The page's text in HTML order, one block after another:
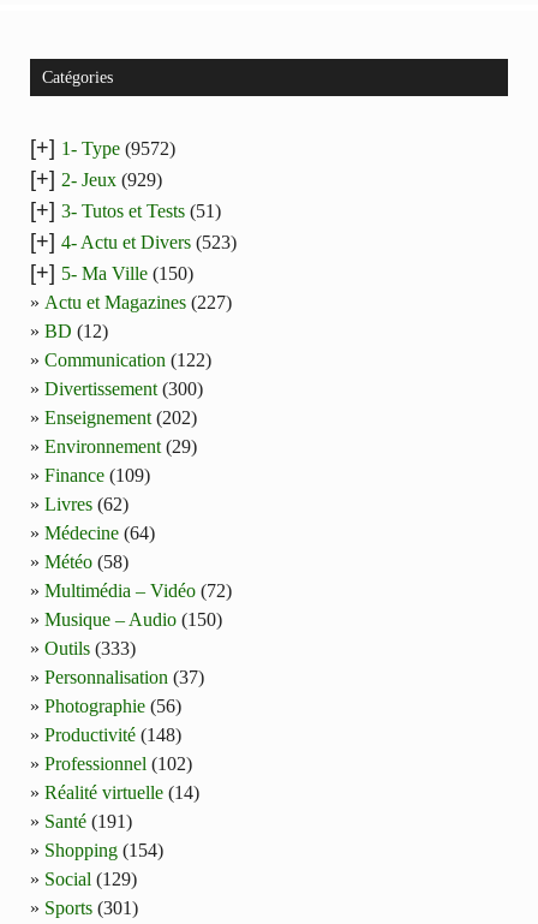
Catégories
[+] 1- Type (9572)
[+] 2- Jeux (929)
[+] 3- Tutos et Tests (51)
[+] 4- Actu et Divers (523)
[+] 5- Ma Ville (150)
Actu et Magazines (227)
BD (12)
Communication (122)
Divertissement (300)
Enseignement (202)
Environnement (29)
Finance (109)
Livres (62)
Médecine (64)
Météo (58)
Multimédia – Vidéo (72)
Musique – Audio (150)
Outils (333)
Personnalisation (37)
Photographie (56)
Productivité (148)
Professionnel (102)
Réalité virtuelle (14)
Santé (191)
Shopping (154)
Social (129)
Sports (301)